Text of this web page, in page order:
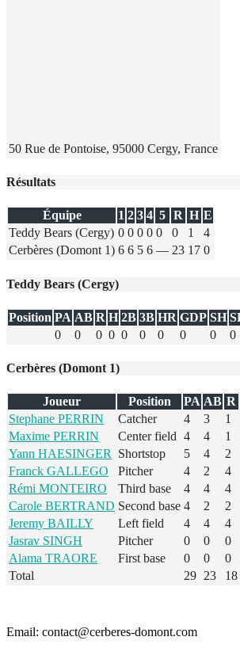
50 Rue de Pontoise, 95000 Cergy, France
Résultats
Équipe 1 2 3 4 5 R H E
Teddy Bears (Cergy) 0 0 0 0 0 0 1
4
Cerbères (Domont 1) 6 6 5 6 — 23 17 0
Teddy Bears (Cergy)
Position PA AB R H 2B 3B HR GDP SH
0
0 0 0 0 0 0 0 0 0
Cerbères (Domont 1)
Joueur Position PA AB R
Stephane PERRIN
Catcher 4 3 1
Maxime PERRIN
Center field 4 4 1
Yann HAESINGER Shortstop 5 4 2
Franck GALLEGO
Pitcher 4 2 4
Rémi MONTEIRO
Third base 4 4 4
Carole BERTRAND Second base 4 2 2
Jeremy BAILLY
Left field 4 4 4
Jasrav SINGH
Pitcher 0 0 0
Alama TRAORE
First base 0 0 0
Total
29 23 18
Email: contact@cerberes-domont.com